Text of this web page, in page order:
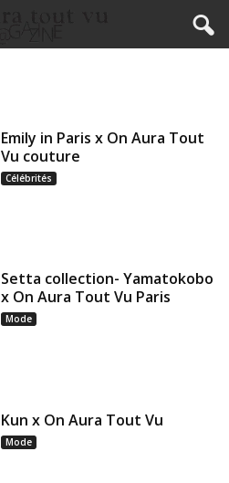
Emily in Paris x On Aura Tout
Vu couture
Célébrités
Setta collection- Yamatokobo
x On Aura Tout Vu Paris
Mode
Kun x On Aura Tout Vu
Mode